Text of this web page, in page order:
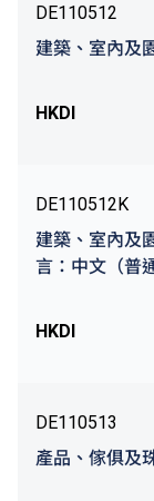
DE110512
建築、室內及
HKDI
DE110512K
建築、室內及
言：中文（普
HKDI
DE110513
產品、傢俱及